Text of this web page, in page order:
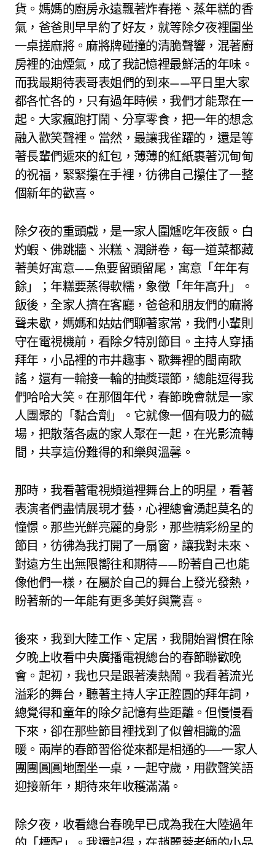
貨。媽媽的廚房永遠飄著炸春捲、蒸年糕的香
氣，爸爸則早早約了好友，就等除夕夜裡圍坐
一桌搓麻將。麻將牌碰撞的清脆聲響，混著廚
房裡的油煙氣，成了我記憶裡最鮮活的年味。
而我最期待表哥表姐們的到來——平日里大家
都各忙各的，只有過年時候，我們才能聚在一
起。大家瘋跑打鬧、分享零食，把一年的想念
融入歡笑聲裡。當然，最讓我雀躍的，還是等
著長輩們遞來的紅包，薄薄的紅紙裹著沉甸甸
的祝福，緊緊攥在手裡，彷彿自己攥住了一整
個新年的歡喜。
除夕夜的重頭戲，是一家人圍爐吃年夜飯。白
灼蝦、佛跳牆、米糕、潤餅卷，每一道菜都藏
著美好寓意——魚要留頭留尾，寓意「年年有
餘」；年糕要蒸得軟糯，象徵「年年高升」。
飯後，全家人擠在客廳，爸爸和朋友們的麻將
聲未歇，媽媽和姑姑們聊著家常，我們小輩則
守在電視機前，看除夕特別節目。主持人穿插
拜年，小品裡的市井趣事、歌舞裡的閩南歌
謠，還有一輪接一輪的抽獎環節，總能逗得我
們哈哈大笑。在那個年代，春節晚會就是一家
人團聚的「黏合劑」。它就像一個有吸力的磁
場，把散落各處的家人聚在一起，在光影流轉
間，共享這份難得的和樂與溫馨。
那時，我看著電視頻道裡舞台上的明星，看著
表演者們盡情展現才藝，心裡總會湧起莫名的
憧憬。那些光鮮亮麗的身影，那些精彩紛呈的
節目，彷彿為我打開了一扇窗，讓我對未來、
對遠方生出無限嚮往和期待——盼著自己也能
像他們一樣，在屬於自己的舞台上發光發熱，
盼著新的一年能有更多美好與驚喜。
後來，我到大陸工作、定居，我開始習慣在除
夕晚上收看中央廣播電視總台的春節聯歡晚
會。起初，我也只是跟著湊熱鬧。我看著流光
溢彩的舞台，聽著主持人字正腔圓的拜年詞，
總覺得和童年的除夕記憶有些距離。但慢慢看
下來，卻在那些節目裡找到了似曾相識的溫
暖。兩岸的春節習俗從來都是相通的──一家人
團團圓圓地圍坐一桌，一起守歲，用歡聲笑語
迎接新年，期待來年收穫滿滿。
除夕夜，收看總台春晚早已成為我在大陸過年